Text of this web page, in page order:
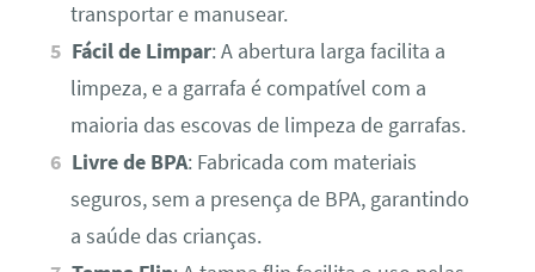
transportar e manusear.
Fácil de Limpar: A abertura larga facilita a
limpeza, e a garrafa é compatível com a
maioria das escovas de limpeza de garrafas.
Livre de BPA: Fabricada com materiais
seguros, sem a presença de BPA, garantindo
a saúde das crianças.